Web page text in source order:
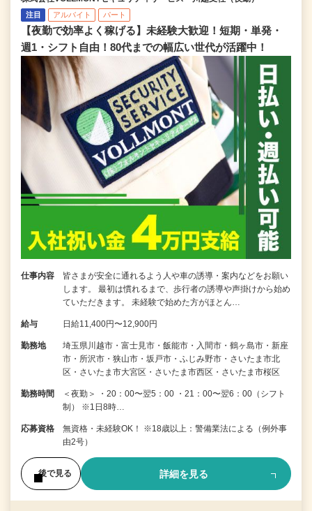
注目 アルバイト パート
【夜勤で効率よく稼げる】未経験大歓迎！短期・単発・
週1・シフト自由！80代までの幅広い世代が活躍中！
仕事内容
皆さまが安全に通れるよう人や車の誘導・案内などをお願い
します。 最初は慣れるまで、歩行者の誘導や声掛けから始め
ていただきます。 未経験で始めた方がほとん…
給与 日給11,400円〜12,900円
勤務地
埼玉県川越市・富士見市・飯能市・入間市・鶴ヶ島市・新座
市・所沢市・狭山市・坂戸市・ふじみ野市・さいたま市北
区・さいたま市大宮区・さいたま市西区・さいたま市桜区
勤務時間
＜夜勤＞ ・20：00〜翌5：00 ・21：00〜翌6：00（シフト
制） ※1日8時…
応募資格
無資格・未経験OK！ ※18歳以上：警備業法による（例外事
由2号）
後で見る 詳細を見る